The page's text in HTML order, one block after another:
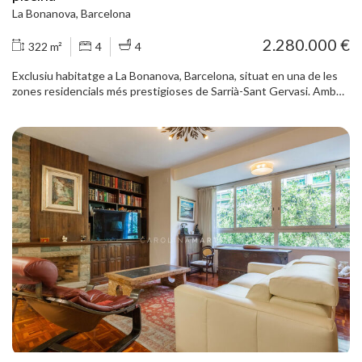
La Bonanova, Barcelona
322 m² 4 4 2.280.000 €
Exclusiu habitatge a La Bonanova, Barcelona, situat en una de les
zones residencials més prestigioses de Sarrià-Sant Gervasi. Amb
com per rebre convidats. El pis disposa de 5 dormitoris i 5 banys,
incloent-hi una suite principal i quatre habitacions de grans
dimensions. També compta amb una terrassa de 15 m², balcó
perimetral, estudi, pati, xemeneia i agradables vistes obertes a
zones verdes. La propietat es troba en molt bon estat i conserva
materials de qualitat com parquet i marbre. L’habitatge inclou 21
armaris encastats, electrodomèstics, mobiliari fix, lavabo de
cortesia, estances sanitàries separades i accés adaptat per a
persones amb mobilitat reduïda. També disposa de calefacció de
gas, porta blindada, alarma, servei de porteria, seguretat 24 hores,
piscina comunitària i places d’aparcament en garatge subterrani.
Construït l’any 1986, combina elegància clàssica, confort i
privacitat en un entorn tranquil i molt ben comunicat. La ubicació
ofereix proximitat a escoles internacionals, centres mèdics,
comerços selectes, clubs esportius, restaurants i zones verdes,